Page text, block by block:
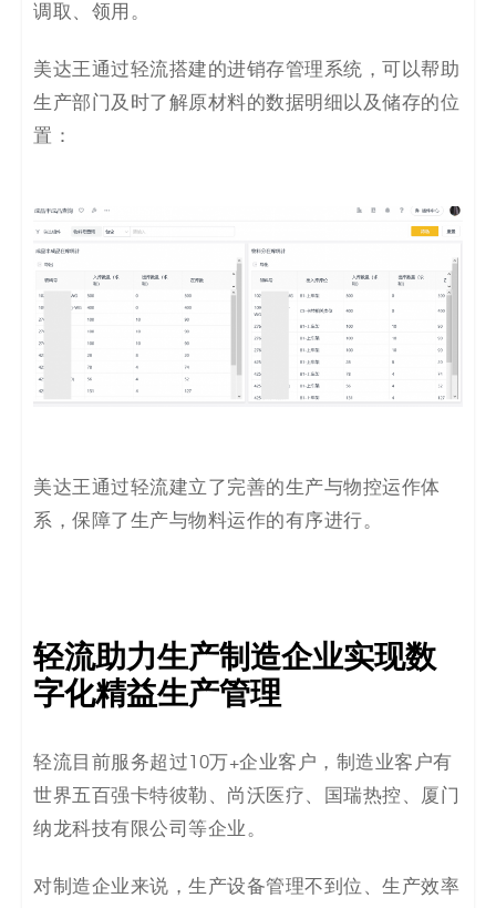
调取、领用。
美达王通过轻流搭建的进销存管理系统，可以帮助
生产部门及时了解原材料的数据明细以及储存的位
置：
美达王通过轻流建立了完善的生产与物控运作体
系，保障了生产与物料运作的有序进行。
轻流助力生产制造企业实现数
字化精益生产管理
轻流目前服务超过10万+企业客户，制造业客户有
世界五百强卡特彼勒、尚沃医疗、国瑞热控、厦门
纳龙科技有限公司等企业。
对制造企业来说，生产设备管理不到位、生产效率